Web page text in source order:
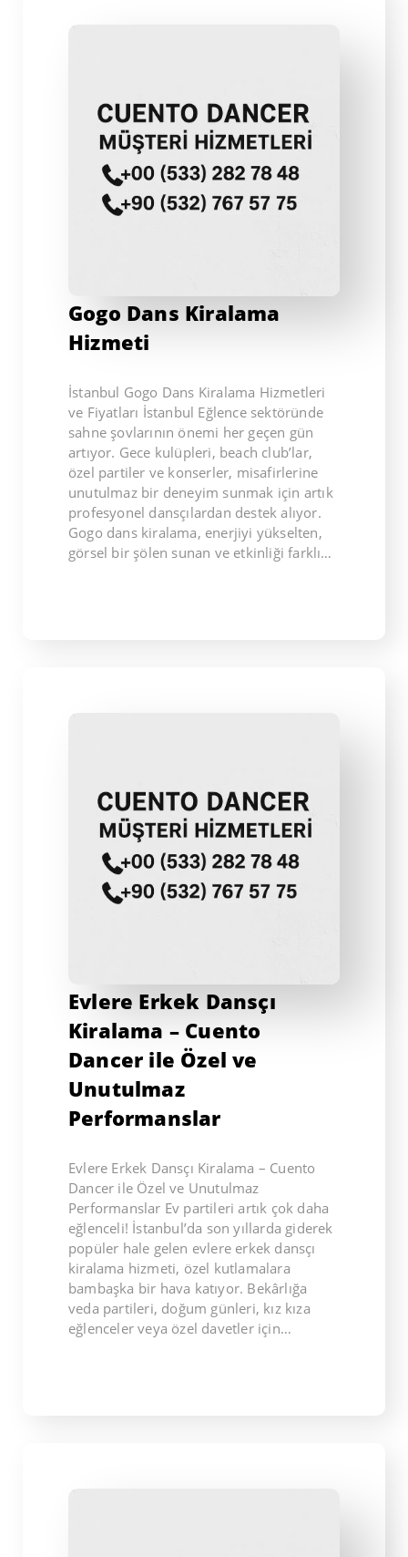
Gogo Dans Kiralama
Hizmeti
İstanbul Gogo Dans Kiralama Hizmetleri
ve Fiyatları İstanbul Eğlence sektöründe
sahne şovlarının önemi her geçen gün
artıyor. Gece kulüpleri, beach club’lar,
özel partiler ve konserler, misafirlerine
unutulmaz bir deneyim sunmak için artık
profesyonel dansçılardan destek alıyor.
Gogo dans kiralama, enerjiyi yükselten,
görsel bir şölen sunan ve etkinliği farklı…
Evlere Erkek Dansçı
Kiralama – Cuento
Dancer ile Özel ve
Unutulmaz
Performanslar
Evlere Erkek Dansçı Kiralama – Cuento
Dancer ile Özel ve Unutulmaz
Performanslar Ev partileri artık çok daha
eğlenceli! İstanbul’da son yıllarda giderek
popüler hale gelen evlere erkek dansçı
kiralama hizmeti, özel kutlamalara
bambaşka bir hava katıyor. Bekârlığa
veda partileri, doğum günleri, kız kıza
eğlenceler veya özel davetler için…